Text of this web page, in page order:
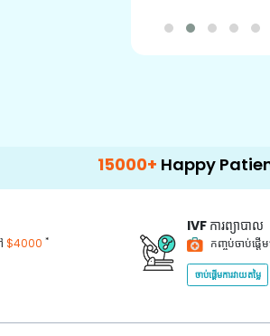
Happy Patients
$4000 *
IVF ការព្យាបាល
កញ្ចប់ចាប់ផ្តើ
ចាប់ផ្តើមការវាយតម្លៃ